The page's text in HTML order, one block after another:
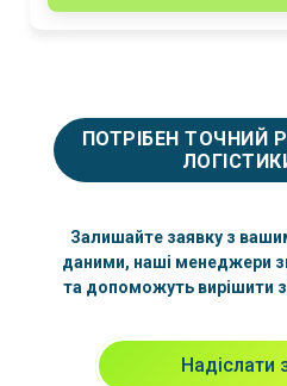
ПОТРІБЕН ТОЧНИЙ
Залишайте заявку з
даними, наші менеджери
та допоможуть вирішити
Надіслати